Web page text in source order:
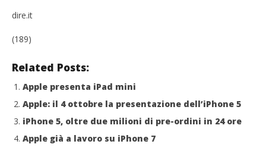
dire.it
(189)
Related Posts:
Apple presenta iPad mini
Apple: il 4 ottobre la presentazione dell’iPhone 5
iPhone 5, oltre due milioni di pre-ordini in 24 ore
Apple già a lavoro su iPhone 7